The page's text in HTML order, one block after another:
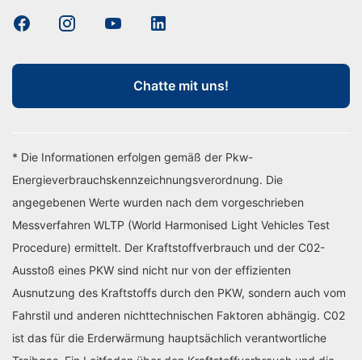
Chatte mit uns!
* Die Informationen erfolgen gemäß der Pkw-
Energieverbrauchskennzeichnungsverordnung. Die
angegebenen Werte wurden nach dem vorgeschrieben
Messverfahren WLTP (World Harmonised Light Vehicles Test
Procedure) ermittelt. Der Kraftstoffverbrauch und der C02-
Ausstoß eines PKW sind nicht nur von der effizienten
Ausnutzung des Kraftstoffs durch den PKW, sondern auch vom
Fahrstil und anderen nichttechnischen Faktoren abhängig. C02
ist das für die Erderwärmung hauptsächlich verantwortliche